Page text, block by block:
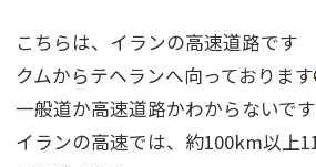
こちらは、イランの高速道路です
クムからテヘランへ向っております
一般道か高速道路かわからないで
イランの高速では、約100km以上